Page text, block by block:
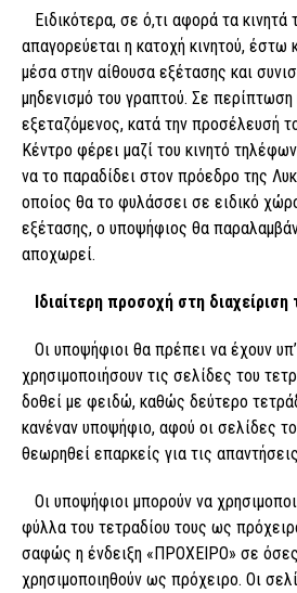
Ειδικότερα, σε ό,τι αφορά τα κινητά
απαγορεύεται η κατοχή κινητού, έστω
μέσα στην αίθουσα εξέτασης και
μηδενισμό του γραπτού. Σε περίπτωση
εξεταζόμενος, κατά την προσέλευσή
Κέντρο φέρει μαζί του κινητό
να το παραδίδει στον πρόεδρο της
οποίος θα το φυλάσσει σε ειδικό
εξέτασης, ο υποψήφιος θα
αποχωρεί.
Ιδιαίτερη προσοχή στη
Οι υποψήφιοι θα πρέπει να έχουν
χρησιμοποιήσουν τις σελίδες του
δοθεί με φειδώ, καθώς δεύτερο
κανέναν υποψήφιο, αφού οι σελίδες
θεωρηθεί επαρκείς για τις
Οι υποψήφιοι μπορούν να
φύλλα του τετραδίου τους ως
σαφώς η ένδειξη «ΠΡΟΧΕΙΡΟ» σε
χρησιμοποιηθούν ως πρόχειρο. Οι